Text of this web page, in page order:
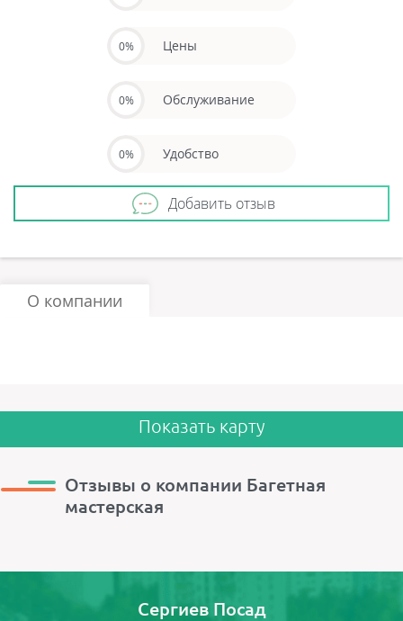
0% Цены
0% Обслуживание
0% Удобство
Добавить отзыв
О компании
Показать карту
Отзывы о компании Багетная
мастерская
Сергиев Посад